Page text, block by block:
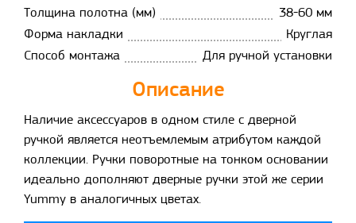
Толщина полотна (мм)
38-60 мм
Форма накладки
Круглая
Способ монтажа
Для ручной установки
Описание
Наличие аксессуаров в одном стиле с дверной
ручкой является неотъемлемым атрибутом каждой
коллекции. Ручки поворотные на тонком основании
идеально дополняют дверные ручки этой же серии
Yummy в аналогичных цветах.